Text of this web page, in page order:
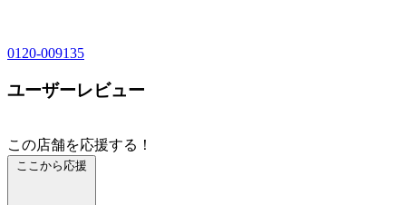
0120-009135
ユーザーレビュー
この店舗を応援する！
ここから応援